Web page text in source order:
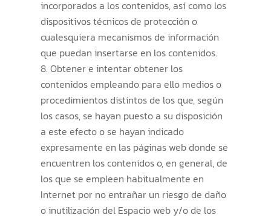
incorporados a los contenidos, así como los
dispositivos técnicos de protección o
cualesquiera mecanismos de información
que puedan insertarse en los contenidos.
Obtener e intentar obtener los
contenidos empleando para ello medios o
procedimientos distintos de los que, según
los casos, se hayan puesto a su disposición
a este efecto o se hayan indicado
expresamente en las páginas web donde se
encuentren los contenidos o, en general, de
los que se empleen habitualmente en
Internet por no entrañar un riesgo de daño
o inutilización del Espacio web y/o de los